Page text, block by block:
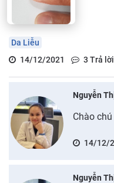
Da Liễu
14/12/2021
3 Trả lời
Nguyễn
Chào chú
14/12/
Nguyễn